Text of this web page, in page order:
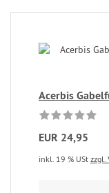
Acerbis
EUR 24,95
inkl. 19 % USt zzgl.